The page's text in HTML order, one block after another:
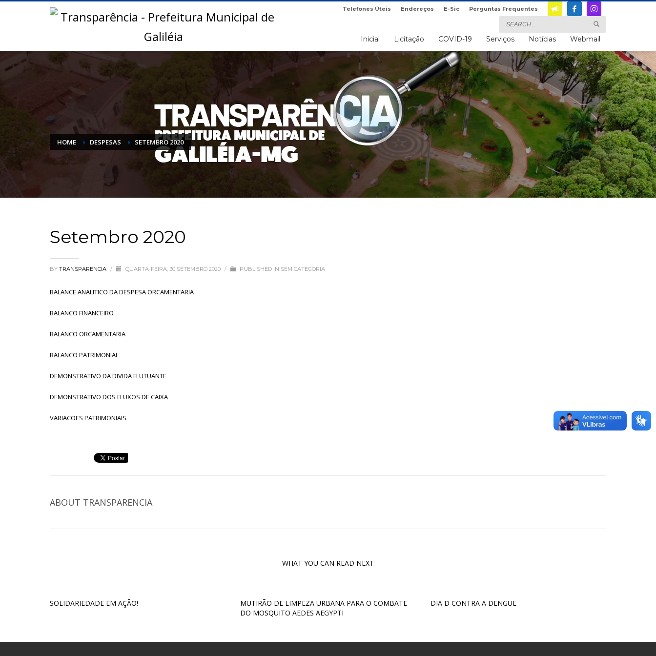
Telefones Úteis Endereços E-Sic Perguntas Frequentes
Inicial Licitação COVID-19 Serviços Notícias Webmail
HOME DESPESAS SETEMBRO 2020
Setembro 2020
BY TRANSPARENCIA / QUARTA-FEIRA, 30 SETEMBRO 2020 / PUBLISHED IN SEM CATEGORIA
BALANCE ANALITICO DA DESPESA ORCAMENTARIA
BALANCO FINANCEIRO
BALANCO ORCAMENTARIA
BALANCO PATRIMONIAL
DEMONSTRATIVO DA DIVIDA FLUTUANTE
DEMONSTRATIVO DOS FLUXOS DE CAIXA
VARIACOES PATRIMONIAIS
ABOUT TRANSPARENCIA
WHAT YOU CAN READ NEXT
SOLIDARIEDADE EM AÇÃO!
MUTIRÃO DE LIMPEZA URBANA PARA O COMBATE
DO MOSQUITO AEDES AEGYPTI
DIA D CONTRA A DENGUE